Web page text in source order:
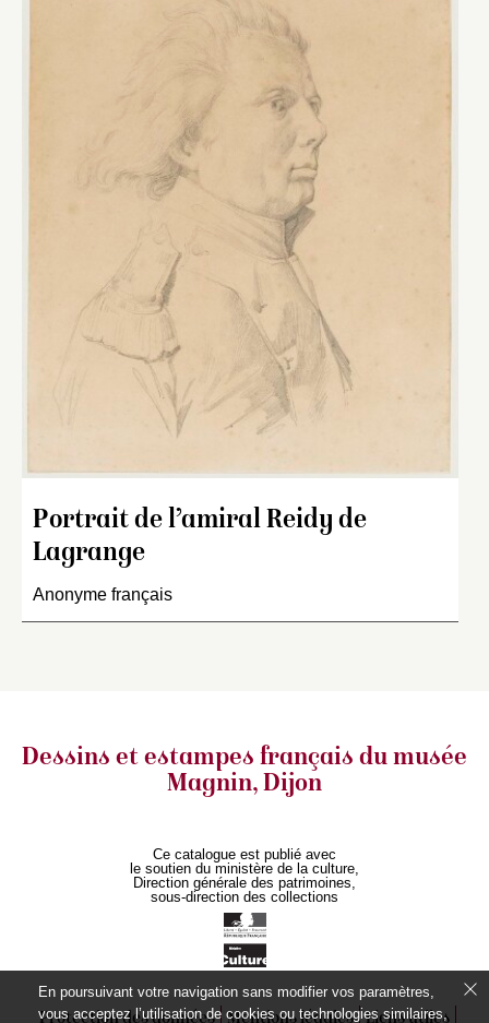
Portrait de l’amiral Reidy de
Lagrange
Anonyme français
Dessins et estampes français du musée
Magnin, Dijon
Ce catalogue est publié avec
le soutien du ministère de la culture,
Direction générale des patrimoines,
sous-direction des collections
Protection des données Mentions légales Liens utiles
En poursuivant votre navigation sans modifier vos paramètres,
vous acceptez l’utilisation de cookies ou technologies similaires,